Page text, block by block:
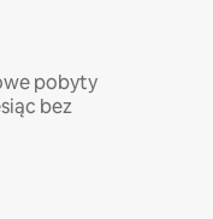
pobyty
bez